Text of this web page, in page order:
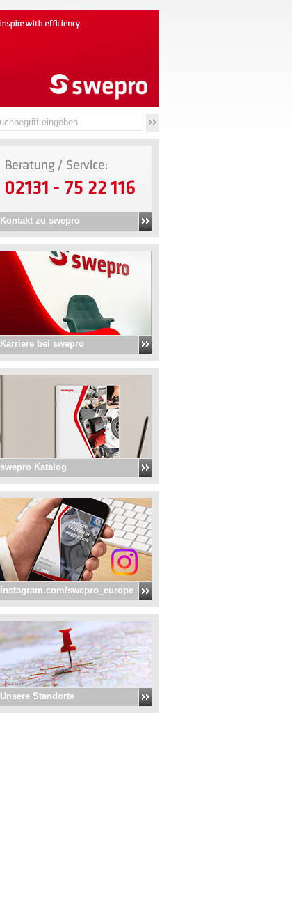
Kontakt zu swepro
Karriere bei swepro
swepro Katalog
instagram.com/swepro_europe
Unsere Standorte